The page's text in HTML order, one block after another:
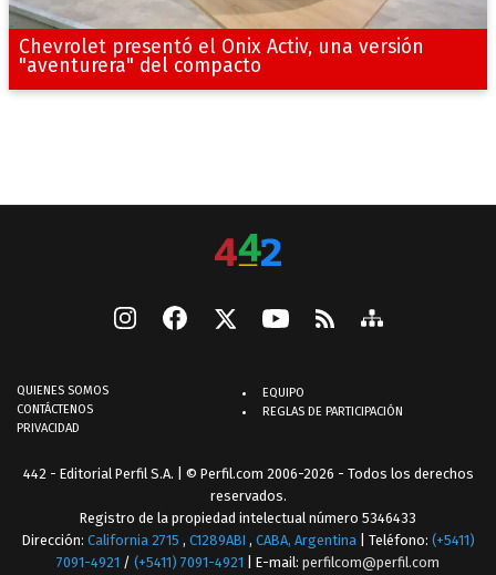
Chevrolet presentó el Onix Activ, una versión
"aventurera" del compacto
QUIENES SOMOS
CONTÁCTENOS
PRIVACIDAD
EQUIPO
REGLAS DE PARTICIPACIÓN
442 - Editorial Perfil S.A. | © Perfil.com 2006-2026 - Todos los derechos
reservados.
Registro de la propiedad intelectual número 5346433
Dirección: California 2715 , C1289ABI , CABA, Argentina | Teléfono: (+5411)
7091-4921 / (+5411) 7091-4921 | E-mail: perfilcom@perfil.com